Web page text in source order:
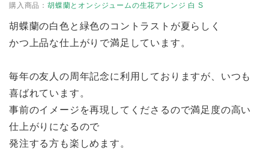
購入商品： 胡蝶蘭とオンシジュームの生花アレンジ 白 S
胡蝶蘭の白色と緑色のコントラストが夏らしく
かつ上品な仕上がりで満足しています。
毎年の友人の周年記念に利用しておりますが、いつも
喜ばれています。
事前のイメージを再現してくださるので満足度の高い
仕上がりになるので
発注する方も楽しめます。